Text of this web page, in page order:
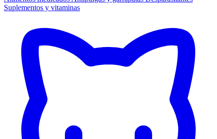
Suplementos y vitaminas